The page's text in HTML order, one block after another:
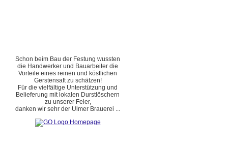
Schon beim Bau der Festung wussten
die Handwerker und Bauarbeiter die
Vorteile eines reinen und köstlichen
Gerstensaft zu schätzen!
Für die vielfältige Unterstützung und
Belieferung mit lokalen Durstlöschern
zu unserer Feier,
danken wir sehr der Ulmer Brauerei ...